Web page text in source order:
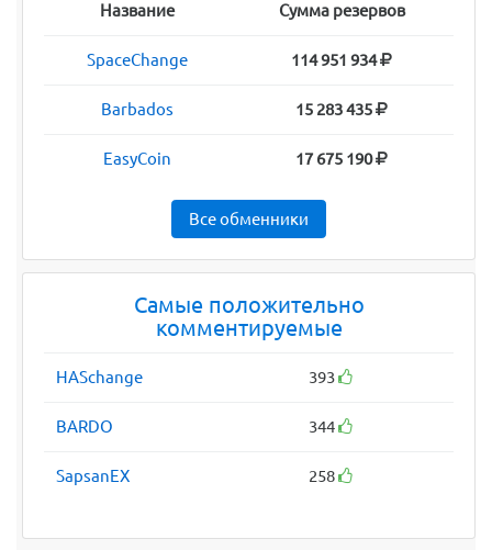
Название Сумма резервов
SpaceChange 114 951 934
Barbados 15 283 435
EasyCoin 17 675 190
Все обменники
Самые положительно
комментируемые
HASchange 393
BARDO 344
SapsanEX 258